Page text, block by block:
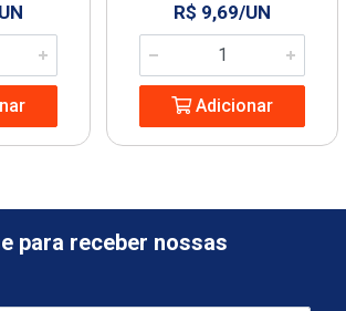
R$ 9,69/UN
Adicionar
para receber nossas